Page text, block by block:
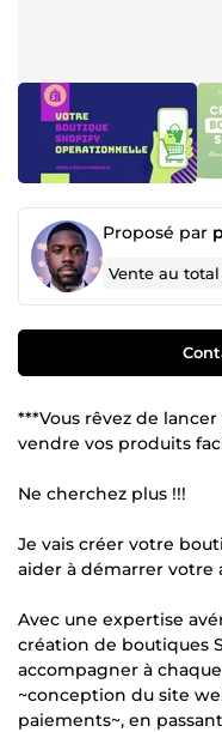
Proposé par
Vente au
***Vous rêvez de
vendre vos produits
Ne cherchez plus !!!
Je vais créer votre
aider à démarrer
Avec une expertise
création de boutiques
accompagner à
~conception du site
paiements~, en